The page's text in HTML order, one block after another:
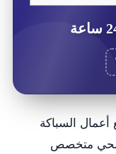
السباكة
صحي متخصص